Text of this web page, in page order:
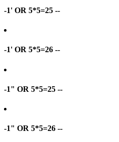
-1' OR 5*5=25 --
-1' OR 5*5=26 --
-1" OR 5*5=25 --
-1" OR 5*5=26 --